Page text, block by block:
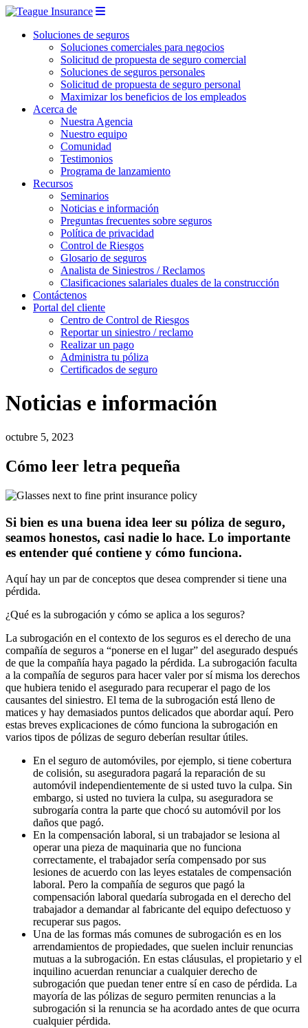
Soluciones de seguros
Soluciones comerciales para negocios
Solicitud de propuesta de seguro comercial
Soluciones de seguros personales
Solicitud de propuesta de seguro personal
Maximizar los beneficios de los empleados
Acerca de
Nuestra Agencia
Nuestro equipo
Comunidad
Testimonios
Programa de lanzamiento
Recursos
Seminarios
Noticias e información
Preguntas frecuentes sobre seguros
Política de privacidad
Control de Riesgos
Glosario de seguros
Analista de Siniestros / Reclamos
Clasificaciones salariales duales de la construcción
Contáctenos
Portal del cliente
Centro de Control de Riesgos
Reportar un siniestro / reclamo
Realizar un pago
Administra tu póliza
Certificados de seguro
Noticias e información
octubre 5, 2023
Cómo leer letra pequeña
Si bien es una buena idea leer su póliza de seguro,
seamos honestos, casi nadie lo hace. Lo importante
es entender qué contiene y cómo funciona.
Aquí hay un par de conceptos que desea comprender si tiene una
pérdida.
¿Qué es la subrogación y cómo se aplica a los seguros?
La subrogación en el contexto de los seguros es el derecho de una
compañía de seguros a “ponerse en el lugar” del asegurado después
de que la compañía haya pagado la pérdida. La subrogación faculta
a la compañía de seguros para hacer valer por sí misma los derechos
que hubiera tenido el asegurado para recuperar el pago de los
causantes del siniestro. El tema de la subrogación está lleno de
matices y hay demasiados puntos delicados que abordar aquí. Pero
estas breves explicaciones de cómo funciona la subrogación en
varios tipos de pólizas de seguro deberían resultar útiles.
En el seguro de automóviles, por ejemplo, si tiene cobertura
de colisión, su aseguradora pagará la reparación de su
automóvil independientemente de si usted tuvo la culpa. Sin
embargo, si usted no tuviera la culpa, su aseguradora se
subrogaría contra la parte que chocó su automóvil por los
daños que pagó.
En la compensación laboral, si un trabajador se lesiona al
operar una pieza de maquinaria que no funciona
correctamente, el trabajador sería compensado por sus
lesiones de acuerdo con las leyes estatales de compensación
laboral. Pero la compañía de seguros que pagó la
compensación laboral quedaría subrogada en el derecho del
trabajador a demandar al fabricante del equipo defectuoso y
recuperar sus pagos.
Una de las formas más comunes de subrogación es en los
arrendamientos de propiedades, que suelen incluir renuncias
mutuas a la subrogación. En estas cláusulas, el propietario y el
inquilino acuerdan renunciar a cualquier derecho de
subrogación que puedan tener entre sí en caso de pérdida. La
mayoría de las pólizas de seguro permiten renuncias a la
subrogación si la renuncia se ha acordado antes de que ocurra
cualquier pérdida.